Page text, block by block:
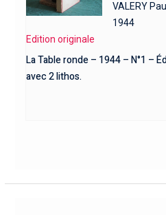
VALERY
1944
Edition originale
La Table ronde – 1944 – N°1 –
avec 2 lithos.